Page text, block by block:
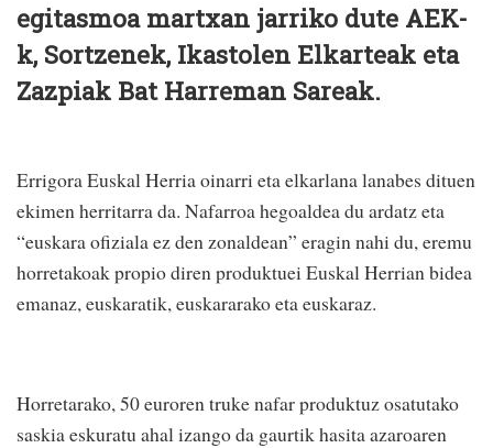
egitasmoa martxan jarriko dute AEK-
k, Sortzenek, Ikastolen Elkarteak eta
Zazpiak Bat Harreman Sareak.
Errigora Euskal Herria oinarri eta elkarlana lanabes dituen
ekimen herritarra da. Nafarroa hegoaldea du ardatz eta
“euskara ofiziala ez den zonaldean” eragin nahi du, eremu
horretakoak propio diren produktuei Euskal Herrian bidea
emanaz, euskaratik, euskararako eta euskaraz.
Horretarako, 50 euroren truke nafar produktuz osatutako
saskia eskuratu ahal izango da gaurtik hasita azaroaren